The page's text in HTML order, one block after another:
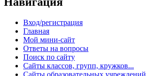
Вход/регистрация
Главная
Мой мини-сайт
Ответы на вопросы
Поиск по сайту
Сайты классов, групп, кружков...
Сайты образовательных учреждений